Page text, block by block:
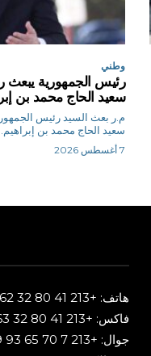
وطني
رئيس الجمهورية يبعث
سعيد الحاج محمد بن
م.ر بعث السيد رئيس
سعيد الحاج محمد بن إبراهيم...
7 أغسطس 2026
هاتف: +213 41 80 32 62
فاكس: +213 41 80 32 63
جوال: +213 7 70 65 93 89